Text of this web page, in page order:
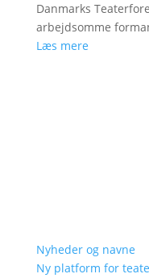
Danmarks
arbejdsomme
Læs mere
Nyheder og navne
Ny platform for